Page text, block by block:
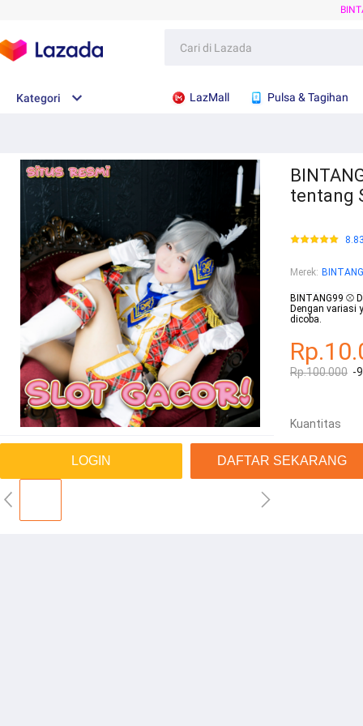
Kategori LazMall Pulsa & Tagihan
LOGIN DAFTAR SEKARANG
tentang
Merek:
BINTANG99 ⚾
Dengan variasi
dicoba.
Rp.100.000 -
Kuantitas